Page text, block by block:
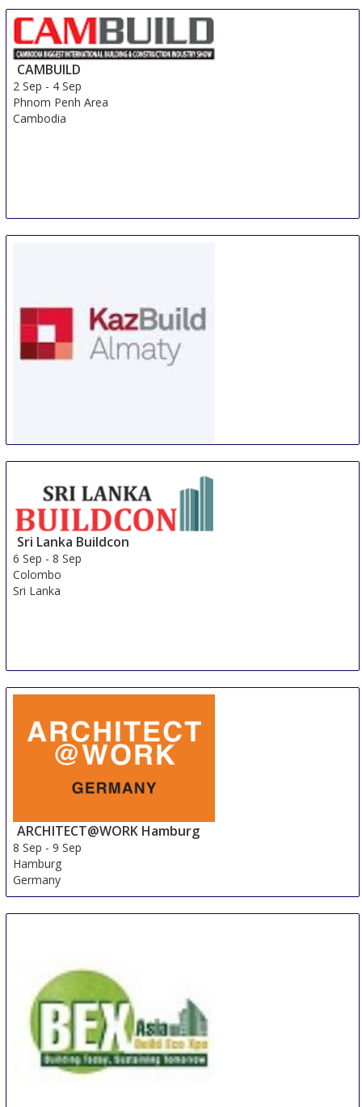
CAMBUILD
2 Sep - 4 Sep
Phnom Penh Area
Cambodia
Almaty
Kazakhstan
Sri Lanka Buildcon
6 Sep -8 Sep
Colombo
Sri Lanka
ARCHITECT@WORK Hamburg
8 Sep -9 Sep
Hamburg
Germany